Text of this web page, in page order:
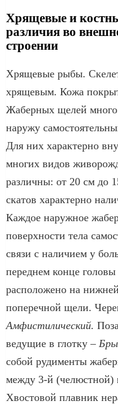
Хрящевые и
различия во
строении
Хрящевые рыбы.
хрящевым. Кожа
Жаберных щелей много
наружу
Для них характерно
многих видов
различны: от 20 см до
скатов характерно
Каждое наружное
поверхно­сти тела
связи с наличием у
переднем конце головы
расположено на
поперечной щели.
Амфистилический.
ведущие в глотку –
собой рудимен­ты
между 3-й (челюстной)
Хвостовой плавник